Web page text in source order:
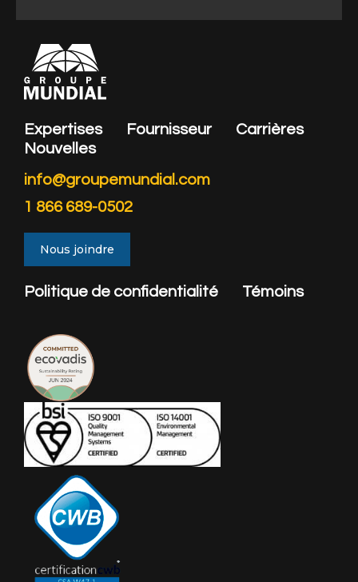
Expertises Fournisseur
Carrières
Nouvelles
info@groupemundial.com
1 866 689-0502
Nous joindre
Politique de confidentialité Témoins